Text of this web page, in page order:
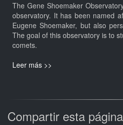
The Gene Shoemaker
observatory. It has been named
Eugene Shoemaker, but also
The goal of this observatory is to
comets.
Leer más >>
Compartir esta página